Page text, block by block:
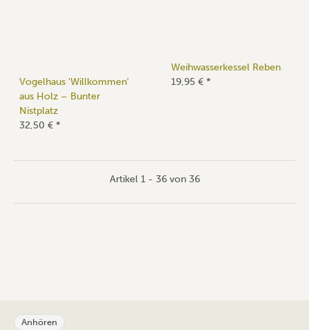
Vogelhaus 'Willkommen'
aus Holz – Bunter
Nistplatz
32,50 € *
Weihwasserkessel Reben
19,95 € *
Artikel 1 - 36 von 36
Anhören